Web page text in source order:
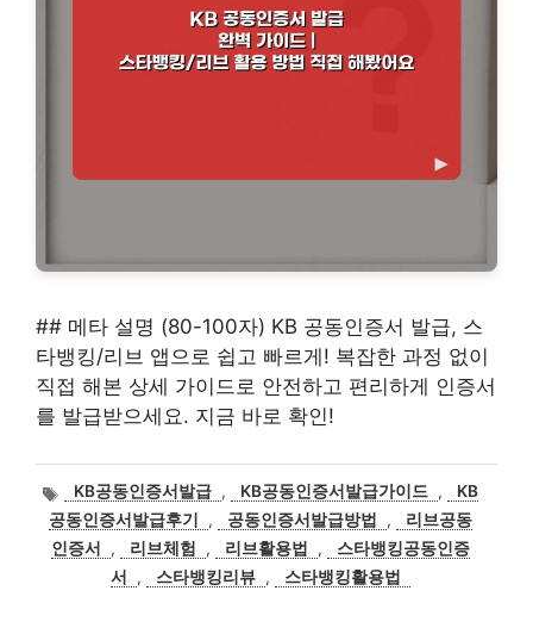
## 메타 설명 (80-100자) KB 공동인증서 발급, 스
타뱅킹/리브 앱으로 쉽고 빠르게! 복잡한 과정 없이
직접 해본 상세 가이드로 안전하고 편리하게 인증서
를 발급받으세요. 지금 바로 확인!
태
그
KB공동인증서발급 , KB공동인증서발급가이드 ,
KB
공동인증서발급후기
, 공동인증서발급방법 ,
리브공동
인증서
, 리브체험 , 리브활용법 ,
스타뱅킹공동인증
서
, 스타뱅킹리뷰 , 스타뱅킹활용법